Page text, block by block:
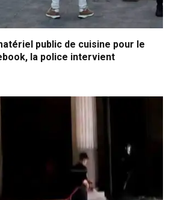
public de cuisine pour le
la police intervient